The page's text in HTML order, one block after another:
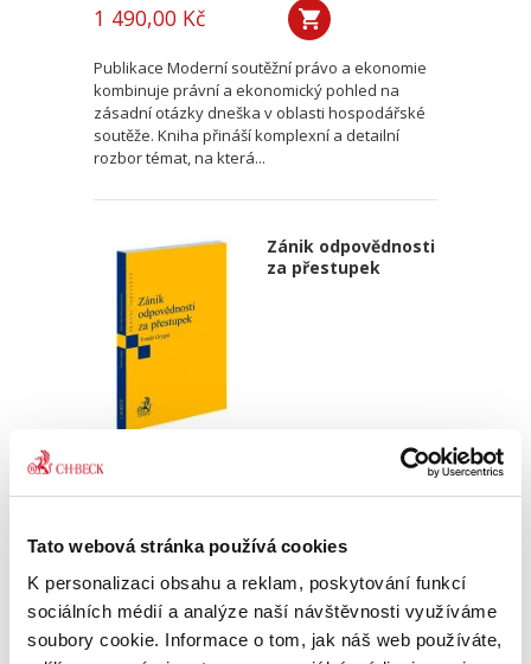
Tato webová stránka používá cookies
K personalizaci obsahu a reklam, poskytování funkcí
sociálních médií a analýze naší návštěvnosti využíváme
soubory cookie. Informace o tom, jak náš web používáte,
1 490,00 Kč
Publikace Moderní soutěžní právo a ekonomie
kombinuje právní a ekonomický pohled na
zásadní otázky dneška v oblasti hospodářské
soutěže. Kniha přináší komplexní a detailní
rozbor témat, na která...
Zánik odpovědnosti
za přestupek
Tomáš Grygar
Publikace je primárně určena odborníkům z řad
správněprávní teorie a praxe, zejména
advokátům, akademikům, soudcům správních
soudů nebo pracovníkům správních úřadů
všech druhů a stupňů. Představuje...